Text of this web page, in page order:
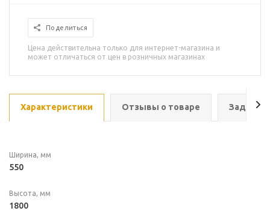
Поделиться
Цена действительна только для интернет-магазина и
может отличаться от цен в розничных магазинах
Характеристики Отзывы о товаре Задать
Ширина, мм
550
Высота, мм
1800